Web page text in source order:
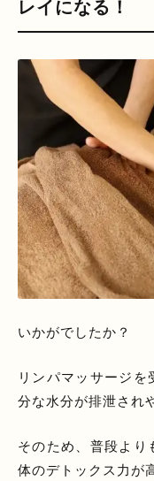
レイになる！
いかがでしたか？
リンパマッサージ
分な水分が排泄され
そのため、普段より
体のデトックス力が